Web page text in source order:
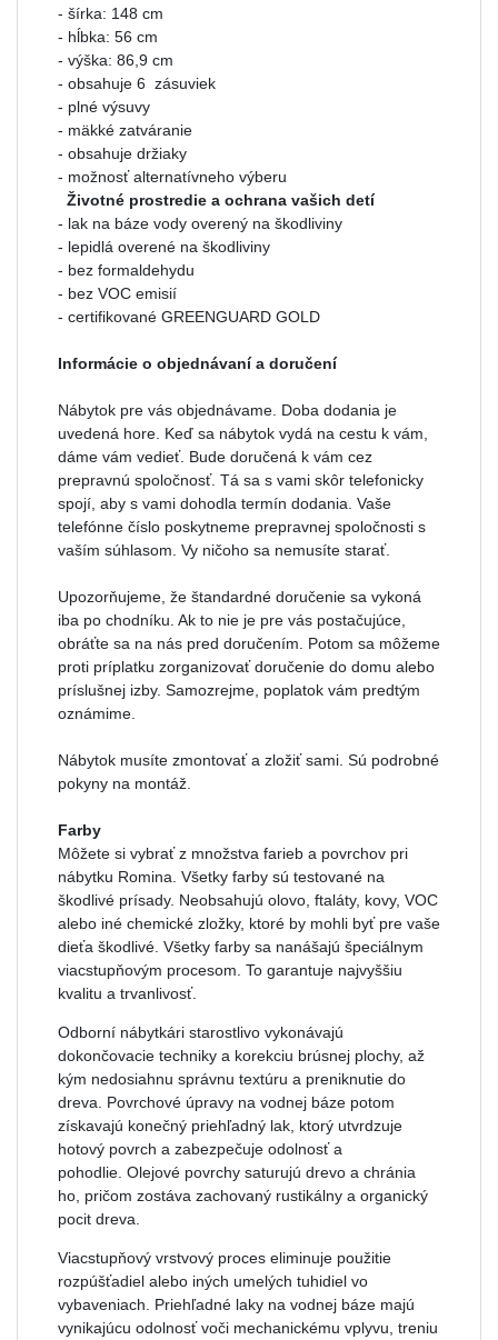
- šírka: 148 cm
- hĺbka: 56 cm
- výška: 86,9 cm
- obsahuje 6 zásuviek
- plné výsuvy
- mäkké zatváranie
- obsahuje držiaky
- možnosť alternatívneho výberu
Životné prostredie a ochrana vašich detí
- lak na báze vody overený na škodliviny
- lepidlá overené na škodliviny
- bez formaldehydu
- bez VOC emisií
- certifikované GREENGUARD GOLD
Informácie o objednávaní a doručení
Nábytok pre vás objednávame. Doba dodania je
uvedená hore. Keď sa nábytok vydá na cestu k vám,
dáme vám vedieť. Bude doručená k vám cez
prepravnú spoločnosť. Tá sa s vami skôr telefonicky
spojí, aby s vami dohodla termín dodania. Vaše
telefónne číslo poskytneme prepravnej spoločnosti s
vaším súhlasom. Vy ničoho sa nemusíte starať.
Upozorňujeme, že štandardné doručenie sa vykoná
iba po chodníku. Ak to nie je pre vás postačujúce,
obráťte sa na nás pred doručením. Potom sa môžeme
proti príplatku zorganizovať doručenie do domu alebo
príslušnej izby. Samozrejme, poplatok vám predtým
oznámime.
Nábytok musíte zmontovať a zložiť sami. Sú podrobné
pokyny na montáž.
Farby
Môžete si vybrať z množstva farieb a povrchov pri
nábytku Romina. Všetky farby sú testované na
škodlivé prísady. Neobsahujú olovo, ftaláty, kovy, VOC
alebo iné chemické zložky, ktoré by mohli byť pre vaše
dieťa škodlivé. Všetky farby sa nanášajú špeciálnym
viacstupňovým procesom. To garantuje najvyššiu
kvalitu a trvanlivosť.
Odborní nábytkári starostlivo vykonávajú
dokončovacie techniky a korekciu brúsnej plochy, až
kým nedosiahnu správnu textúru a preniknutie do
dreva. Povrchové úpravy na vodnej báze potom
získavajú konečný priehľadný lak, ktorý utvrdzuje
hotový povrch a zabezpečuje odolnosť a
pohodlie. Olejové povrchy saturujú drevo a chránia
ho, pričom zostáva zachovaný rustikálny a organický
pocit dreva.
Viacstupňový vrstvový proces eliminuje použitie
rozpúšťadiel alebo iných umelých tuhidiel vo
vybaveniach. Priehľadné laky na vodnej báze majú
vynikajúcu odolnosť voči mechanickému vplyvu, treniu